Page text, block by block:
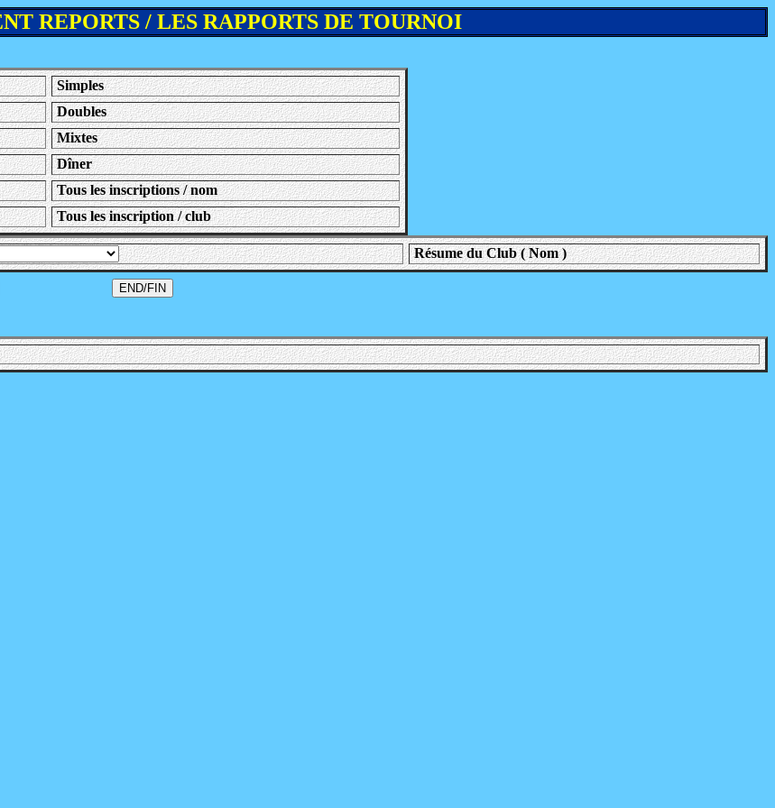
REPORTS / LES RAPPORTS DE TOURNOI
Simples
Doubles
Mixtes
Dîner
Tous les inscriptions / nom
Tous les inscription / club
Résume du Club ( Nom )